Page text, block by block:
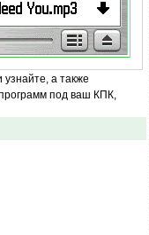
узнайте, а также
под ваш КПК,